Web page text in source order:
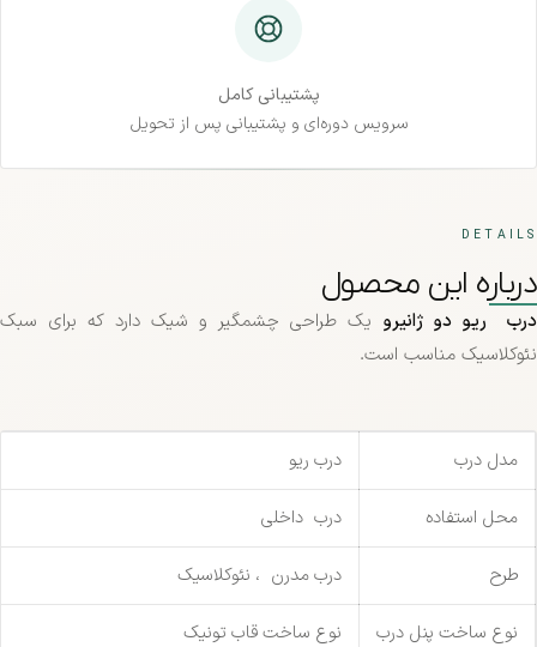
پشتیبانی کامل
سرویس دوره‌ای و پشتیبانی پس از تحویل
DETAILS
درباره این محصول
درب ریو دو ژانیرو یک طراحی چشمگیر و شیک دارد که برای سبک
نئوکلاسیک مناسب است.
مدل درب درب ریو
محل استفاده درب داخلی
طرح درب مدرن ، نئوکلاسیک
نوع ساخت پنل درب نوع ساخت قاب تونیک